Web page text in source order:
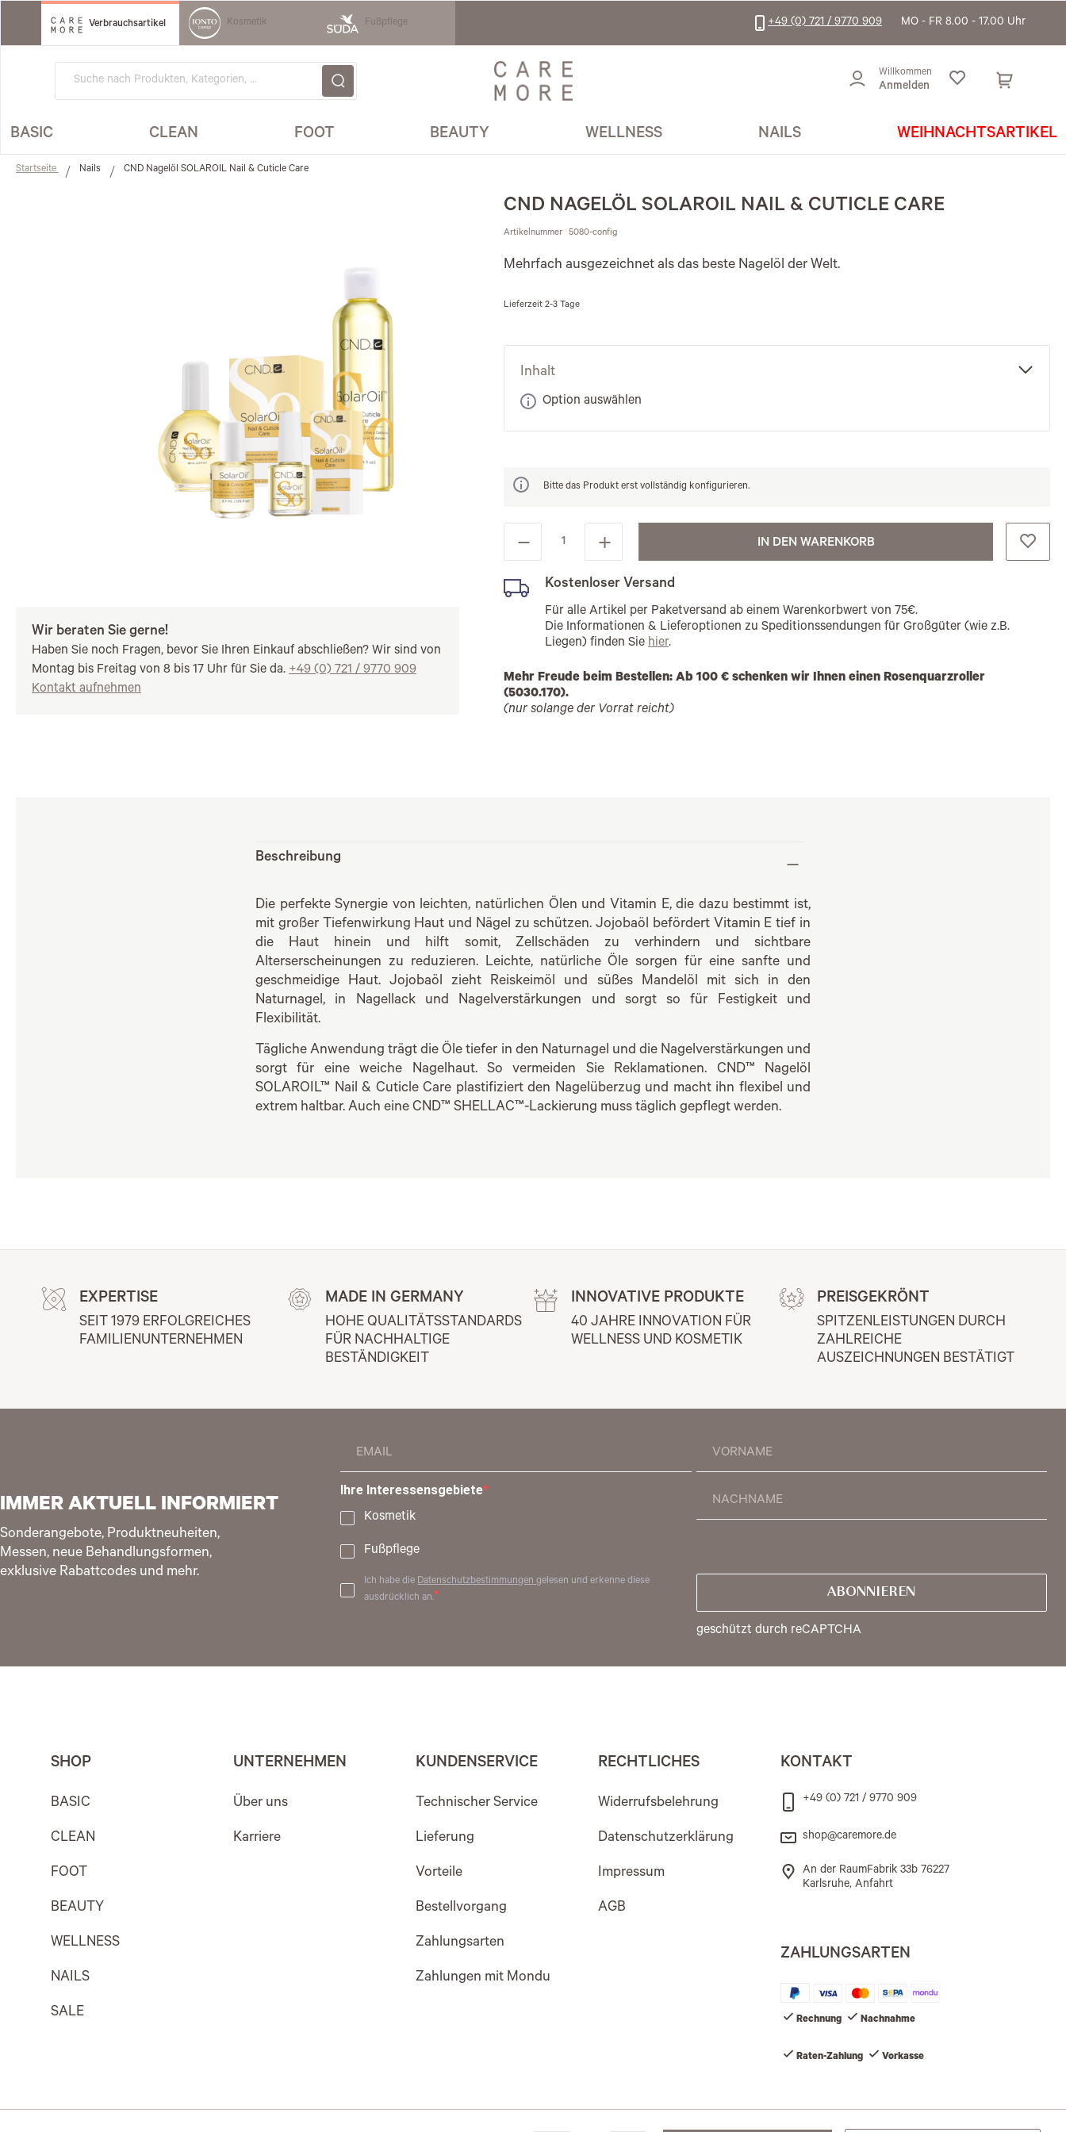
Direkt
zum
Verbrauchsartikel Kosmetik Fußpflege +49 (0) 721 / 9770 909 MO - FR 8.00 - 17.00 Uhr
Willkommen
Anmelden
BASIC CLEAN FOOT BEAUTY WELLNESS NAILS WEIHNACHTSARTIKEL
Startseite Nails CND Nagelöl SOLAROIL Nail & Cuticle Care
Wir beraten Sie gerne!
Haben Sie noch Fragen, bevor Sie Ihren Einkauf abschließen? Wir sind von
Montag bis Freitag von 8 bis 17 Uhr für Sie da. +49 (0) 721 / 9770 909
Kontakt aufnehmen
CND NAGELÖL SOLAROIL NAIL & CUTICLE CARE
Artikelnummer 5080-config
Mehrfach ausgezeichnet als das beste Nagelöl der Welt.
Lieferzeit 2-3 Tage
Inhalt
Option auswählen
Bitte das Produkt erst vollständig konfigurieren.
IN DEN WARENKORB
Kostenloser Versand
Für alle Artikel per Paketversand ab einem Warenkorbwert von 75€.
Die Informationen & Lieferoptionen zu Speditionssendungen für Großgüter (wie z.B.
Liegen) finden Sie hier.
Mehr Freude beim Bestellen: Ab 100 € schenken wir Ihnen einen Rosenquarzroller
(5030.170).
(nur solange der Vorrat reicht)
Beschreibung
Die perfekte Synergie von leichten, natürlichen Ölen und Vitamin E, die dazu bestimmt ist,
mit großer Tiefenwirkung Haut und Nägel zu schützen. Jojobaöl befördert Vitamin E tief in
die Haut hinein und hilft somit, Zellschäden zu verhindern und sichtbare
Alterserscheinungen zu reduzieren. Leichte, natürliche Öle sorgen für eine sanfte und
geschmeidige Haut. Jojobaöl zieht Reiskeimöl und süßes Mandelöl mit sich in den
Naturnagel, in Nagellack und Nagelverstärkungen und sorgt so für Festigkeit und
Flexibilität.
Tägliche Anwendung trägt die Öle tiefer in den Naturnagel und die Nagelverstärkungen und
sorgt für eine weiche Nagelhaut. So vermeiden Sie Reklamationen. CND™ Nagelöl
SOLAROIL™ Nail & Cuticle Care plastifiziert den Nagelüberzug und macht ihn flexibel und
extrem haltbar. Auch eine CND™ SHELLAC™-Lackierung muss täglich gepflegt werden.
EXPERTISE
SEIT 1979 ERFOLGREICHES
FAMILIENUNTERNEHMEN
MADE IN GERMANY
HOHE QUALITÄTSSTANDARDS
FÜR NACHHALTIGE
BESTÄNDIGKEIT
INNOVATIVE PRODUKTE
40 JAHRE INNOVATION FÜR
WELLNESS UND KOSMETIK
PREISGEKRÖNT
SPITZENLEISTUNGEN DURCH
ZAHLREICHE
AUSZEICHNUNGEN BESTÄTIGT
IMMER AKTUELL INFORMIERT
Sonderangebote, Produktneuheiten,
Messen, neue Behandlungsformen,
exklusive Rabattcodes und mehr.
Ihre Interessensgebiete
Kosmetik
Fußpflege
Ich habe dieDatenschutzbestimmungengelesen und erkenne diese
ausdrücklich an.
ABONNIEREN
geschützt durch reCAPTCHA
SHOP
BASIC
CLEAN
FOOT
BEAUTY
WELLNESS
NAILS
SALE
UNTERNEHMEN
Über uns
Karriere
KUNDENSERVICE
Technischer Service
Lieferung
Vorteile
Bestellvorgang
Zahlungsarten
Zahlungen mit Mondu
RECHTLICHES
Widerrufsbelehrung
Datenschutzerklärung
Impressum
AGB
KONTAKT
+49 (0) 721 / 9770 909
shop@caremore.de
An der RaumFabrik 33b 76227
Karlsruhe, Anfahrt
ZAHLUNGSARTEN
Rechnung Nachnahme
Raten-Zahlung Vorkasse